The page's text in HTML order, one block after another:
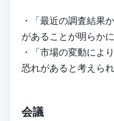
・「最近の調査結果
があることが明らか
・「市場の変動によ
恐れがあると考えられ
会議